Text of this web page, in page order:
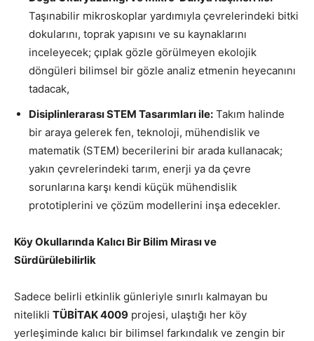
Taşınabilir mikroskoplar yardımıyla çevrelerindeki bitki
dokularını, toprak yapısını ve su kaynaklarını
inceleyecek; çıplak gözle görülmeyen ekolojik
döngüleri bilimsel bir gözle analiz etmenin heyecanını
tadacak,
Disiplinlerarası STEM Tasarımları ile: Takım halinde
bir araya gelerek fen, teknoloji, mühendislik ve
matematik (STEM) becerilerini bir arada kullanacak;
yakın çevrelerindeki tarım, enerji ya da çevre
sorunlarına karşı kendi küçük mühendislik
prototiplerini ve çözüm modellerini inşa edecekler.
Köy Okullarında Kalıcı Bir Bilim Mirası ve
Sürdürülebilirlik
Sadece belirli etkinlik günleriyle sınırlı kalmayan bu
nitelikli TÜBİTAK 4009 projesi, ulaştığı her köy
yerleşiminde kalıcı bir bilimsel farkındalık ve zengin bir